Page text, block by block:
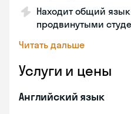
Находит общий
продвинутыми
Читать дальше
Услуги и цены
Английский язык